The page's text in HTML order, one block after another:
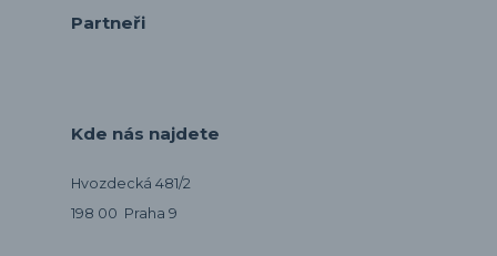
Partneři
Kde nás najdete
Hvozdecká 481/2
198 00 Praha 9